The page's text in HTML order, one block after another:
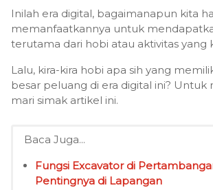
Inilah era digital, bagaimanapun kita
memanfaatkannya untuk
terutama dari hobi atau aktivitas yang
Lalu, kira-kira hobi apa sih yang
besar peluang di era digital ini? Untuk
mari simak artikel ini.
Baca Juga...
Fungsi Excavator di
Pentingnya di Lapangan